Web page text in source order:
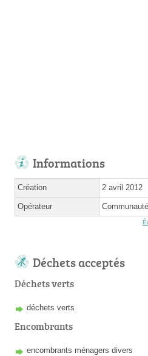
Informations
Création 2 avril 2012
Opérateur
Déchets acceptés
Déchets verts
déchets verts
Encombrants
encombrants ménagers divers